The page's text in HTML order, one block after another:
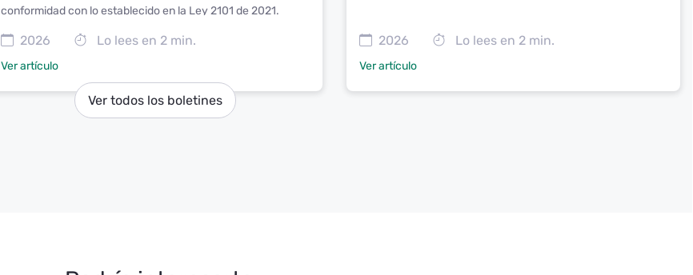
conformidad con lo establecido en la Ley 2101 de 2021.
Es importante destacar que esta reducción no implica una
disminución del salario ni afecta el reconocimiento de las
prestaciones sociales de los trabajadores.
2026 Lo lees en 2 min.
Ver artículo
2026 Lo lees en 2 min.
Ver artículo
Ver todos los boletines